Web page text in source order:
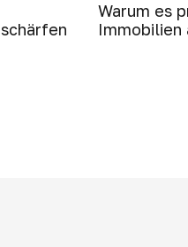
Warum es
Immobilien